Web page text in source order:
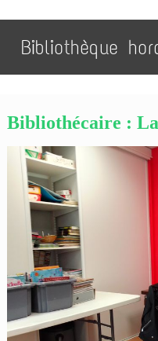
Bibliothèque
Bibliothécaire :